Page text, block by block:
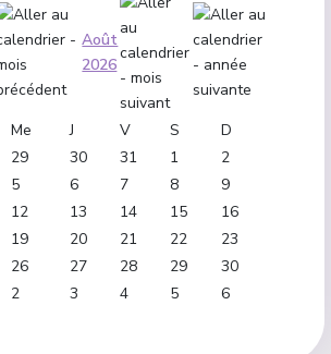
Août
2026
Me J V S
D
29 30 31 1
2
5 6 7 8
9
12 13 14 15
16
19 20 21 22
23
26 27 28 29
30
2 3 4 5 6